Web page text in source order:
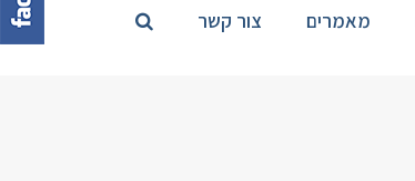
מאמרים צור קשר